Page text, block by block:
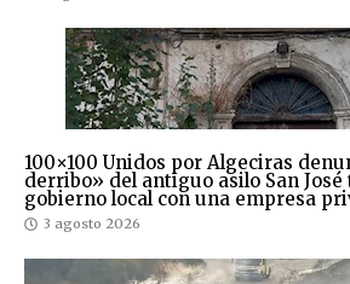
100×100 Unidos por Algeciras
derribo» del antiguo asilo San
gobierno local con una empresa
3 agosto 2026